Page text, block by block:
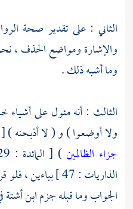
الثاني : على تقدير صحة
والإشارة ومواضع الحذف ،
وما أشبه ذلك .
الثالث : أنه مئول على
ولا أوضعوا ) و ( لا أذبحنه ) [ النمل : 21 ]
جزاء الظالمين
الذاريات : 47 ]
الجواب وما قبله جزمابن أشتة